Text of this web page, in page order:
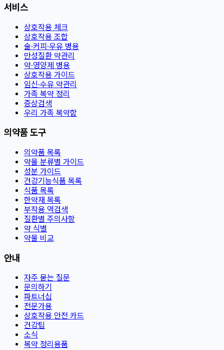
서비스
상호작용 체크
상호작용 조합
술·커피·우유 병용
만성질환 약관리
약·영양제 병용
상호작용 가이드
임신·수유 약관리
가족 복약 정리
증상검색
우리 가족 복약함
의약품 도구
의약품 목록
약물 분류별 가이드
성분 가이드
건강기능식품 목록
식품 목록
한약재 목록
부작용 역검색
질환별 주의사항
약 식별
약물 비교
안내
자주 묻는 질문
문의하기
파트너십
전문가용
상호작용 안전 카드
건강팁
소식
복약 정리용품